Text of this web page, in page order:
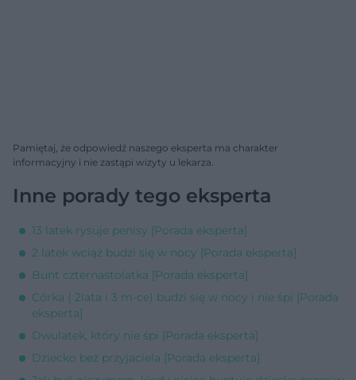
Pamiętaj, że odpowiedź naszego eksperta ma charakter
informacyjny i nie zastąpi wizyty u lekarza.
Inne porady tego eksperta
13 latek rysuje penisy [Porada eksperta]
2 latek wciąż budzi się w nocy [Porada eksperta]
Bunt czternastolatka [Porada eksperta]
Córka ( 2lata i 3 m-ce) budzi się w nocy i nie śpi [Porada
eksperta]
Dwulatek, który nie śpi [Porada eksperta]
Dziecko bez przyjaciela [Porada eksperta]